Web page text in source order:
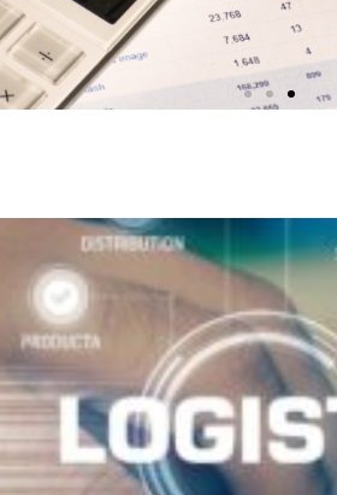
Att bli en framgångsrik företagare är inte
Självklart kan vissa vara bättre på det,
Entreprenörskap handlar i största
Klicka här